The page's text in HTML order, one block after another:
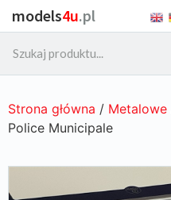
models4u.pl
Strona główna / Metalowe
Police Municipale